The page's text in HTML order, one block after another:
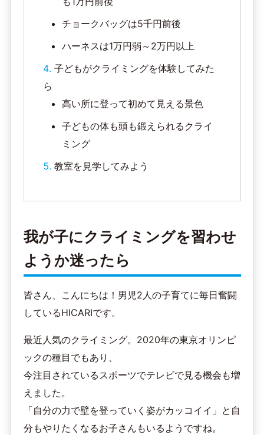
チョークバッグは5千円前後
ハーネスは1万円弱～2万円以上
子どもがクライミングを体験してみた
ら
高い所に登って初めて見える景色
子どもの体も頭も鍛えられるクライ
ミング
教室を見学してみよう
我が子にクライミングを習わせ
ようか迷ったら
皆さん、こんにちは！男児2人の子育てに毎日奮闘
しているHICARIです。
最近人気のクライミング。2020年の東京オリンピ
ックの種目でもあり、
今注目されているスポーツでテレビで見る機会も増
えました。
「自分の力で壁を登っていく姿がカッコイイ」と自
分もやりたくなるお子さんもいるようですね。